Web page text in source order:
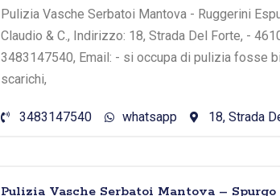
Pulizia Vasche Serbatoi Mantova - Ruggerini
Claudio & C., Indirizzo: 18, Strada Del Forte, -
3483147540, Email: - si occupa di pulizia fosse
scarichi,
3483147540 whatsapp 18, Strada
Pulizia Vasche Serbatoi Mantova –